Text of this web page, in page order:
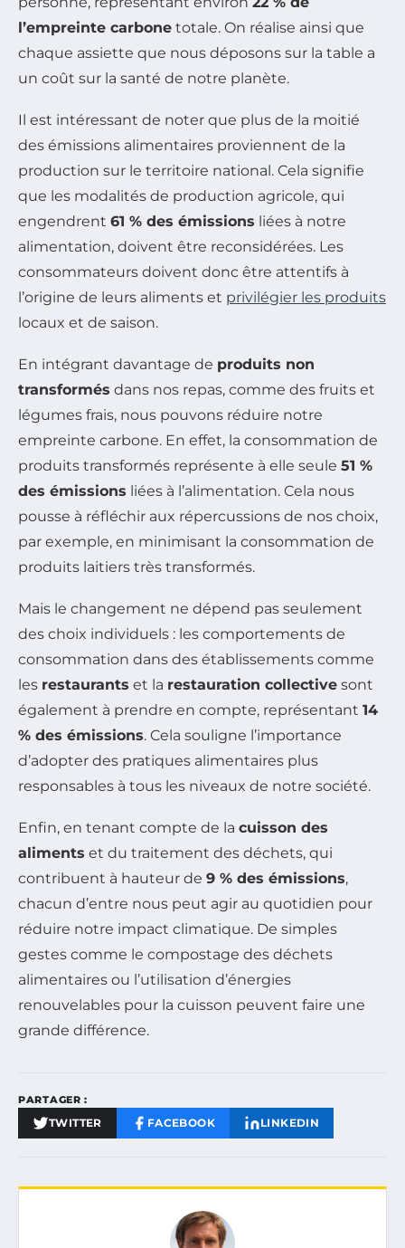
l’empreinte carbone totale. On réalise ainsi que
chaque assiette que nous déposons sur la table a
un coût sur la santé de notre planète.
Il est intéressant de noter que plus de la moitié
des émissions alimentaires proviennent de la
production sur le territoire national. Cela signifie
que les modalités de production agricole, qui
engendrent 61 % des émissions liées à notre
alimentation, doivent être reconsidérées. Les
consommateurs doivent donc être attentifs à
l’origine de leurs aliments et privilégier les produits
locaux et de saison.
En intégrant davantage de produits non
transformés dans nos repas, comme des fruits et
légumes frais, nous pouvons réduire notre
empreinte carbone. En effet, la consommation de
produits transformés représente à elle seule 51 %
des émissions liées à l’alimentation. Cela nous
pousse à réfléchir aux répercussions de nos choix,
par exemple, en minimisant la consommation de
produits laitiers très transformés.
Mais le changement ne dépend pas seulement
des choix individuels : les comportements de
consommation dans des établissements comme
les restaurants et la restauration collective sont
également à prendre en compte, représentant 14
% des émissions. Cela souligne l’importance
d’adopter des pratiques alimentaires plus
responsables à tous les niveaux de notre société.
Enfin, en tenant compte de la cuisson des
aliments et du traitement des déchets, qui
contribuent à hauteur de 9 % des émissions,
chacun d’entre nous peut agir au quotidien pour
réduire notre impact climatique. De simples
gestes comme le compostage des déchets
alimentaires ou l’utilisation d’énergies
renouvelables pour la cuisson peuvent faire une
grande différence.
PARTAGER :
TWITTER FACEBOOK LINKEDIN